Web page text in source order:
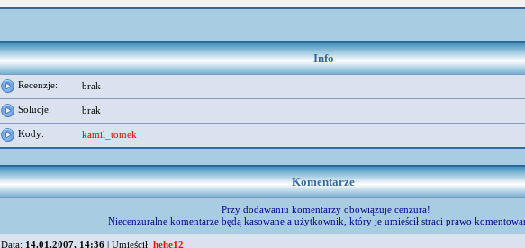
Info
Recenzje: brak
Solucje: brak
Kody: kamil_tomek
Komentarze
Przy dodawaniu komentarzy obowiązuje cenzura!
Niecenzuralne komentarze będą kasowane a użytkownik, który je umieścił straci prawo
Data: 14.01.2007, 14:36 | Umieścił: hehe12